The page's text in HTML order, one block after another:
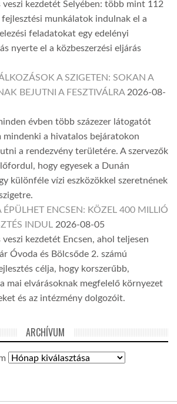
veszi kezdetét Selyében: több mint 112
munkálatok indulnak el a
feladatokat egy edelényi
nyerte el a közbeszerzési eljárás
A SZIGETEN: SOKAN A
BEJUTNI A FESZTIVÁLRA 2026-08-
évben több százezer látogatót
mindenki a hivatalos bejáratokon
a rendezvény területére. A szervezők
hogy egyesek a Dunán
különféle vízi eszközökkel szeretnének
ENCSEN: KÖZEL 400 MILLIÓ
INDUL 2026-08-05
kezdetét Encsen, ahol teljesen
Óvoda és Bölcsőde 2. számú
célja, hogy korszerűbb,
mai elvárásoknak megfelelő környezet
és az intézmény dolgozóit.
ARCHÍVUM